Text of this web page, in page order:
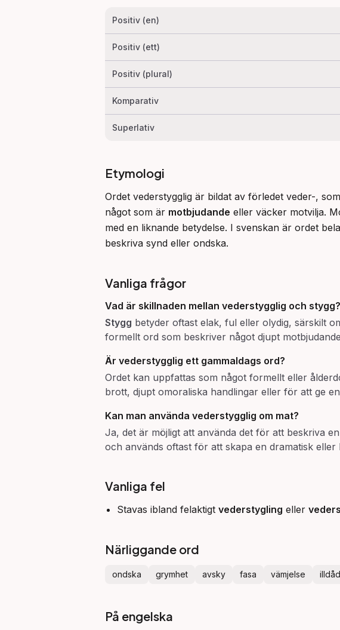
Positiv (en)
Positiv (ett)
Positiv (plural)
Komparativ
Superlativ
Etymologi
Ordet vederstygglig är bildat av förledet veder-,
något som är motbjudande eller väcker motvilja.
med en liknande betydelse. I svenskan är ordet
beskriva synd eller ondska.
Vanliga frågor
Vad är skillnaden mellan vederstygglig och stygg?
Stygg betyder oftast elak, ful eller olydig, särskilt
formellt ord som beskriver något djupt
Är vederstygglig ett gammaldags ord?
Ordet kan uppfattas som något formellt eller
brott, djupt omoraliska handlingar eller för att ge
Kan man använda vederstygglig om mat?
Ja, det är möjligt att använda det för att beskriva
och används oftast för att skapa en dramatisk eller
Vanliga fel
Stavas ibland felaktigt vederstygling eller
Närliggande ord
ondska grymhet avsky fasa vämjelse illdåd
På engelska